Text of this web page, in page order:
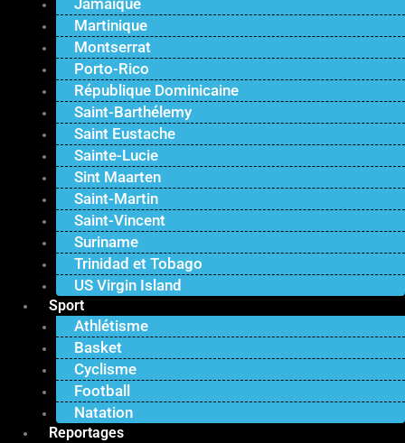
Jamaïque
Martinique
Montserrat
Porto-Rico
République Dominicaine
Saint-Barthélemy
Saint Eustache
Sainte-Lucie
Sint Maarten
Saint-Martin
Saint-Vincent
Suriname
Trinidad et Tobago
US Virgin Island
Sport
Athlétisme
Basket
Cyclisme
Football
Natation
Reportages